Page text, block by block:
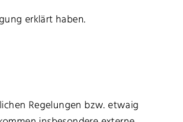
erklärt haben.
Regelungen bzw. etwaig